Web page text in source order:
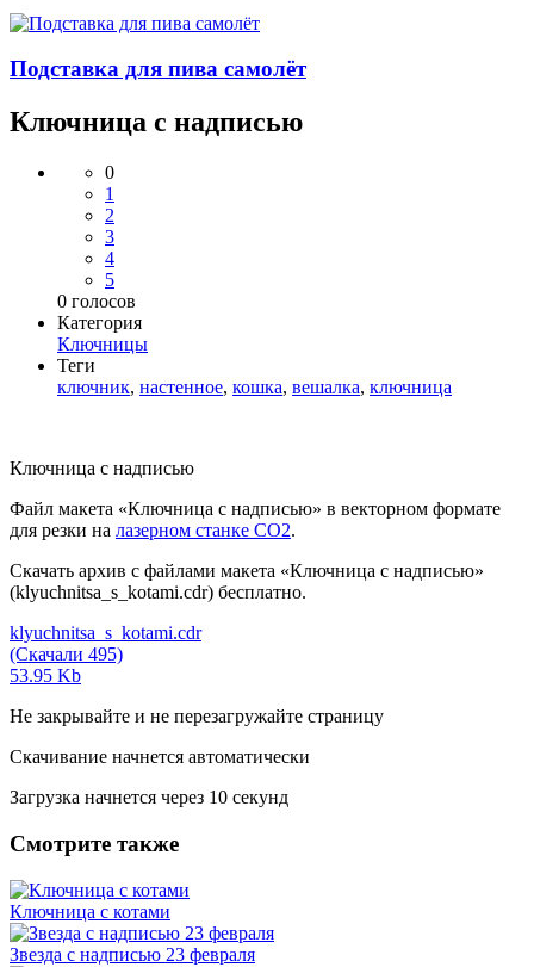
Подставка для пива самолёт
Ключница с надписью
0
1
2
3
4
5
0 голосов
Категория
Ключницы
Теги
ключник, настенное, кошка, вешалка, ключница
Ключница с надписью
Файл макета «Ключница с надписью» в векторном формате
для резки на лазерном станке СО2.
Скачать архив с файлами макета «Ключница с надписью»
(klyuchnitsa_s_kotami.cdr) бесплатно.
klyuchnitsa_s_kotami.cdr
(Скачали 495)
53.95 Kb
Не закрывайте и не перезагружайте страницу
Скачивание начнется автоматически
Загрузка начнется через 10 секунд
Смотрите также
Ключница с котами
Звезда с надписью 23 февраля